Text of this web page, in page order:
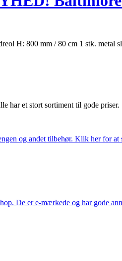
H: 800 mm / 80 cm 1 stk. metal
har et stort sortiment til gode priser.
og andet tilbehør. Klik her for at
De er e-mærkede og har gode